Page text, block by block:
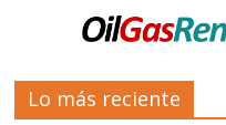
Lo más reciente